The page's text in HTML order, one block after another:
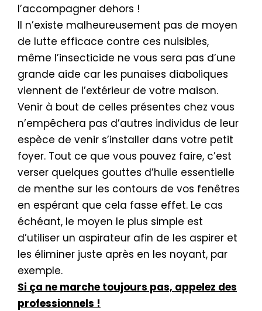
l’accompagner dehors !
Il n’existe malheureusement pas de moyen
de lutte efficace contre ces nuisibles,
même l’insecticide ne vous sera pas d’une
grande aide car les punaises diaboliques
viennent de l’extérieur de votre maison.
Venir à bout de celles présentes chez vous
n’empêchera pas d’autres individus de leur
espèce de venir s’installer dans votre petit
foyer. Tout ce que vous pouvez faire, c’est
verser quelques gouttes d’huile essentielle
de menthe sur les contours de vos fenêtres
en espérant que cela fasse effet. Le cas
échéant, le moyen le plus simple est
d’utiliser un aspirateur afin de les aspirer et
les éliminer juste après en les noyant, par
exemple.
Si ça ne marche toujours pas, appelez des
professionnels !